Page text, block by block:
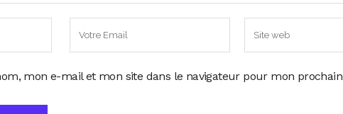
mon e-mail et mon site dans le navigateur pour mon prochain